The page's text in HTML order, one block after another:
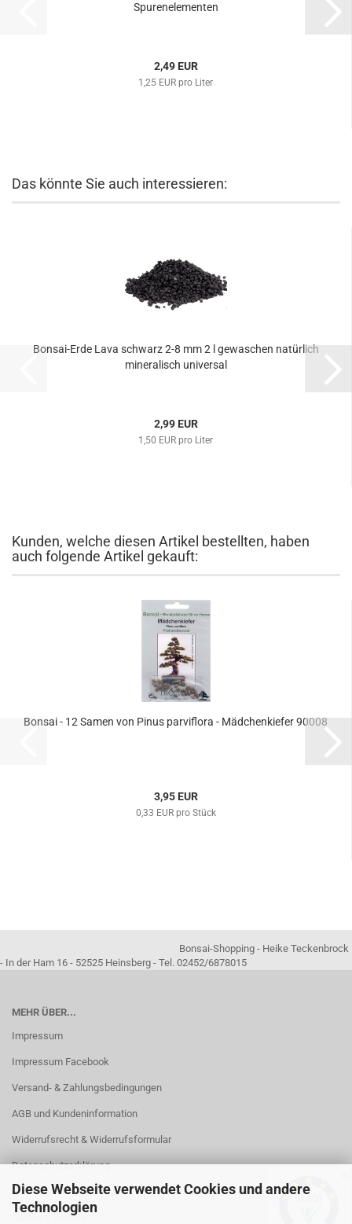
Diese Webseite verwendet Cookies und andere
Technologien
Spurenelementen
2,49 EUR
1,25 EUR pro Liter
Das könnte Sie auch interessieren:
Bonsai-Erde Lava schwarz 2-8 mm 2 l gewaschen natürlich
mineralisch universal
2,99 EUR
1,50 EUR pro Liter
Kunden, welche diesen Artikel bestellten, haben
auch folgende Artikel gekauft:
Bonsai - 12 Samen von Pinus parviflora - Mädchenkiefer 90008
3,95 EUR
0,33 EUR pro Stück
Bonsai-Shopping - Heike Teckenbrock
- In der Ham 16 - 52525 Heinsberg - Tel. 02452/6878015
MEHR ÜBER...
Impressum
Impressum Facebook
Versand- & Zahlungsbedingungen
AGB und Kundeninformation
Widerrufsrecht & Widerrufsformular
Datenschutzerklärung
Kontakt
Callback Service